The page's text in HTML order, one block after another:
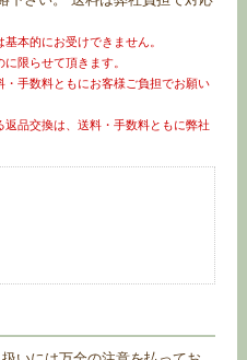
本的にお受けできません。
限らせて頂きます。
手数料ともにお客様ご負担でお願い
品交換は、送料・手数料ともに弊社